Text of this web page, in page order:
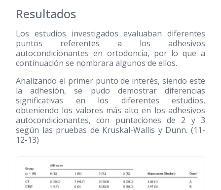
Resultados
Los estudios investigados evaluaban diferentes
puntos referentes a los adhesivos
autocondicionantes en ortodoncia, por lo que a
continuación se nombrara algunos de ellos.
Analizando el primer punto de interés, siendo este
la adhesión, se pudo demostrar diferencias
significativas en los diferentes estudios,
obteniendo los valores más alto en los adhesivos
autocondicionantes, con puntaciones de 2 y 3
según las pruebas de Kruskal-Wallis y Dunn. (11-
12-13)